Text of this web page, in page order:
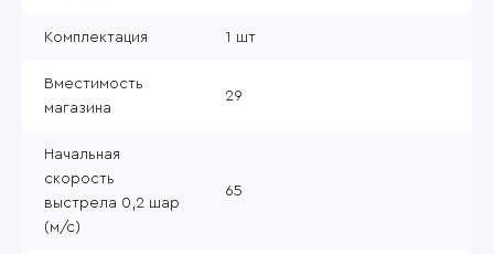
Комплектация 1 шт
Вместимость
магазина
29
Начальная
скорость
выстрела 0,2 шар
(м/с)
65